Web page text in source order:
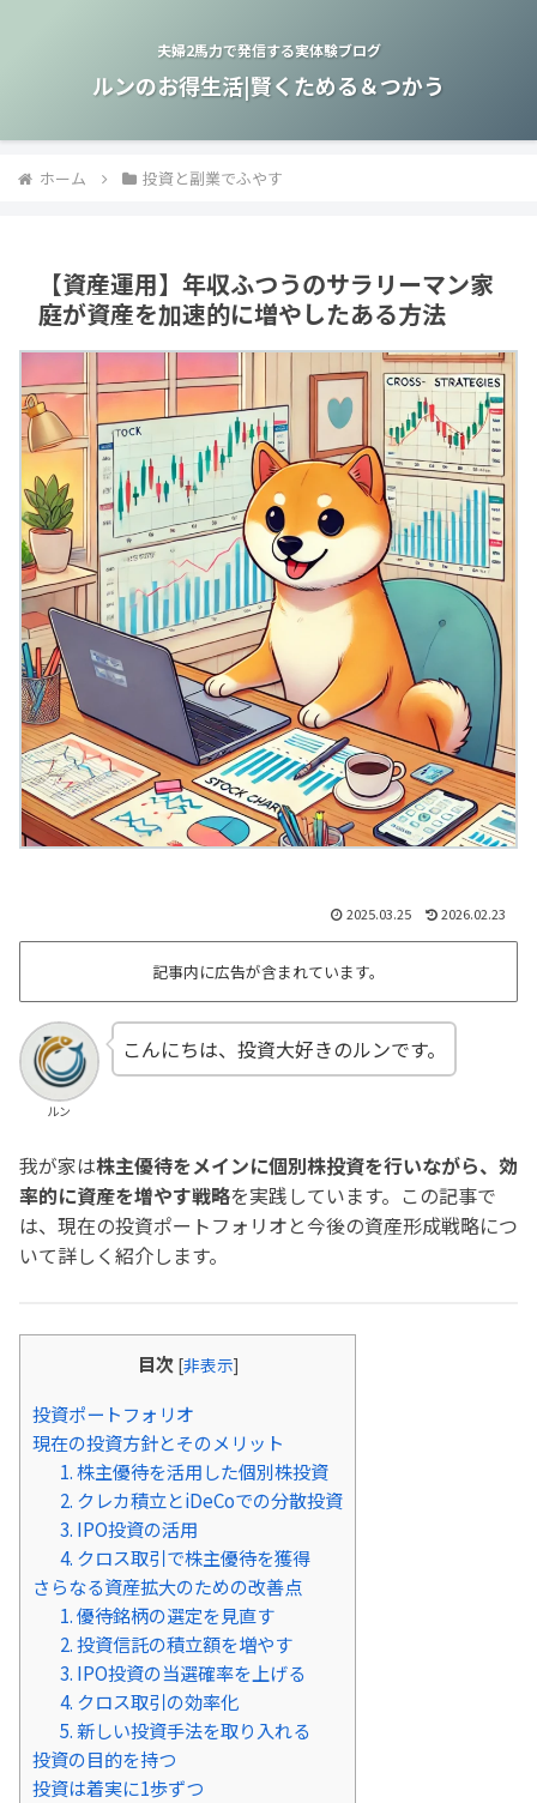
夫婦2馬力で発信する実体験ブログ
ルンのお得生活|賢くためる＆つかう
ホーム 投資と副業でふやす
【資産運用】年収ふつうのサラリーマン家
庭が資産を加速的に増やしたある方法
2025.03.25 2026.02.23
記事内に広告が含まれています。
ルン
こんにちは、投資大好きのルンです。
我が家は株主優待をメインに個別株投資を行いながら、効
率的に資産を増やす戦略を実践しています。この記事で
は、現在の投資ポートフォリオと今後の資産形成戦略につ
いて詳しく紹介します。
目次 [非表示]
投資ポートフォリオ
現在の投資方針とそのメリット
1. 株主優待を活用した個別株投資
2. クレカ積立とiDeCoでの分散投資
3. IPO投資の活用
4. クロス取引で株主優待を獲得
さらなる資産拡大のための改善点
1. 優待銘柄の選定を見直す
2. 投資信託の積立額を増やす
3. IPO投資の当選確率を上げる
4. クロス取引の効率化
5. 新しい投資手法を取り入れる
投資の目的を持つ
投資は着実に1歩ずつ